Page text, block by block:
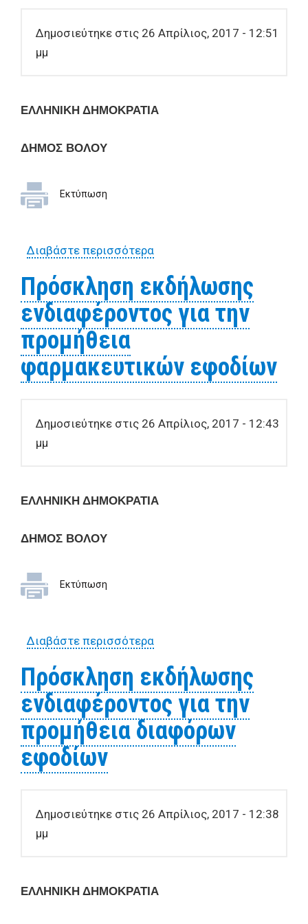
Δημοσιεύτηκε στις 26 Απρίλιος, 2017 - 12:51
μμ
ΕΛΛΗΝΙΚΗ ΔΗΜΟΚΡΑΤΙΑ
ΔΗΜΟΣ ΒΟΛΟΥ
Εκτύπωση
Διαβάστε περισσότεραγια Πρόσκληση εκδήλωσης
προμήθεια plexiglass 3 χιλ.
Πρόσκληση εκδήλωσης
ενδιαφέροντος για την
προμήθεια
φαρμακευτικών εφοδίων
Δημοσιεύτηκε στις 26 Απρίλιος, 2017 - 12:43
μμ
ΕΛΛΗΝΙΚΗ ΔΗΜΟΚΡΑΤΙΑ
ΔΗΜΟΣ ΒΟΛΟΥ
Εκτύπωση
Διαβάστε περισσότεραγια Πρόσκληση εκδήλωσης
προμήθεια φαρμακευτικών
εφοδίων
Πρόσκληση εκδήλωσης
ενδιαφέροντος για την
προμήθεια διαφόρων
εφοδίων
Δημοσιεύτηκε στις 26 Απρίλιος, 2017 - 12:38
μμ
ΕΛΛΗΝΙΚΗ ΔΗΜΟΚΡΑΤΙΑ